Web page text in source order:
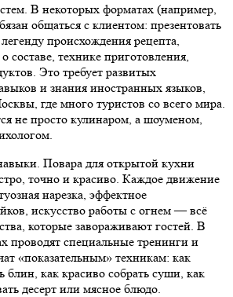
В некоторых форматах (например,
общаться с клиентом: презентовать
происхождения рецепта,
составе, технике приготовления,
Это требует развитых
и знания иностранных языков,
где много туристов со всего мира.
не просто кулинаром, а шоуменом,
Повара для открытой кухни
точно и красиво. Каждое движение
нарезка, эффектное
искусство работы с огнем — всё
которые завораживают гостей. В
проводят специальные тренинги и
«показательным» техникам: как
блин, как красиво собрать суши, как
десерт или мясное блюдо.